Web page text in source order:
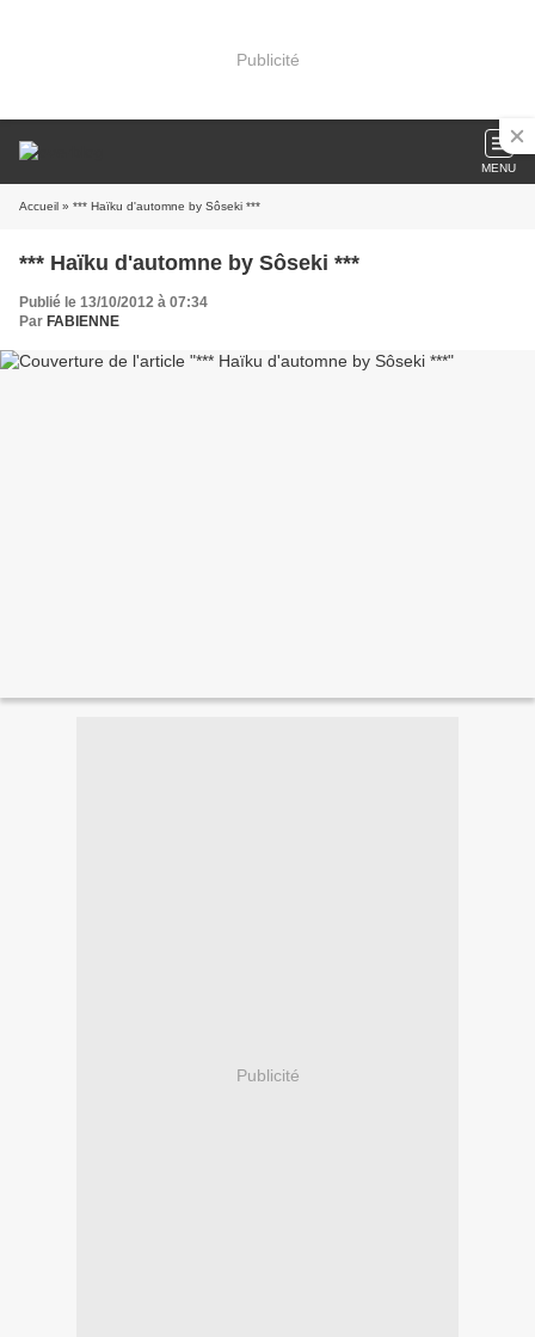
Publicité
MENU
Accueil » *** Haïku d'automne by Sôseki ***
*** Haïku d'automne by Sôseki ***
Publié le 13/10/2012 à 07:34
Par FABIENNE
Publicité